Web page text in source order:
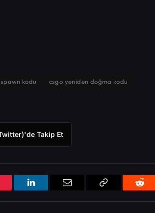
kodu
csgo yeniden doğma kodu
Takip Et
LinkedIn Email
Bağlantıyı